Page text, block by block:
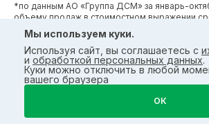
*по данным АО «Группа ДСМ» за январь-
объему продаж в стоимостном выражении
БАД (без учета СТМ) БАД (без учета СТМ).
*Производственные процессы и системы
«Эвалар» сертифицированы в соответствии
международных сертификатов GMP, ISO,
Мы используем куки.
Используя сайт, вы соглашаетесь с
и обработкой персональных данных.
Куки можно отключить в любой
вашего браузера
ОК